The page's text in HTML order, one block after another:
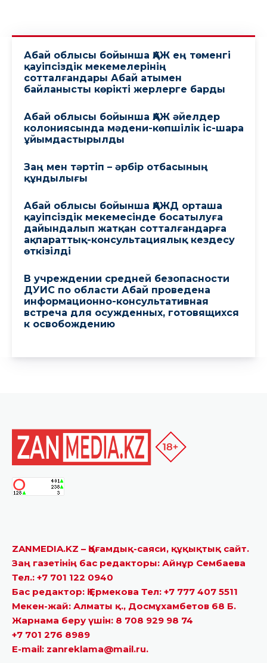
ZANMEDIA.KZ – Қоғамдық-саяси, құқықтық сайт.
Заң газетінің бас редакторы: Айнұр Сембаева
Тел.: +7 701 122 0940
Бас редактор: Қ.Ермекова Тел: +7 777 407 5511
Мекен-жай: Алматы қ., Досмұхамбетов 68 Б.
Жарнама беру үшін: 8 708 929 98 74
+7 701 276 8989
E-mail: zanreklama@mail.ru.